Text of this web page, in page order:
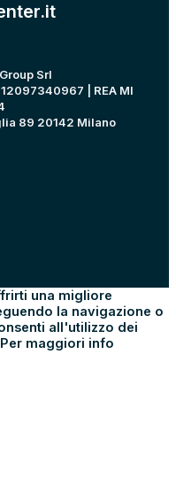
Srl
| REA MI
89 20142 Milano
una migliore
la navigazione o
all'utilizzo dei
maggiori info